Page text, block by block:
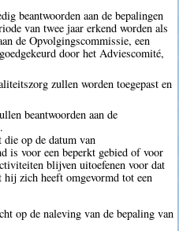
beantwoorden aan de bepalingen
van twee jaar erkend worden als
de Opvolgingscommissie, een
door het Adviescomité,
zullen worden toegepast en
beantwoorden aan de
op de datum van
is voor een beperkt gebied of voor
blijven uitoefenen voor dat
hij zich heeft omgevormd tot een
op de naleving van de bepaling van